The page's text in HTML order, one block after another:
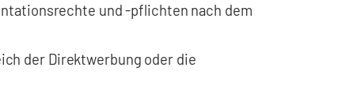
und -pflichten nach dem
der Direktwerbung oder die